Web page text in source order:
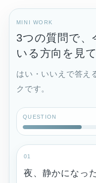
MINI WORK
3つの質問で、
いる方向を見
はい・いいえで答え
クです。
QUESTION
01
夜、静かになっ